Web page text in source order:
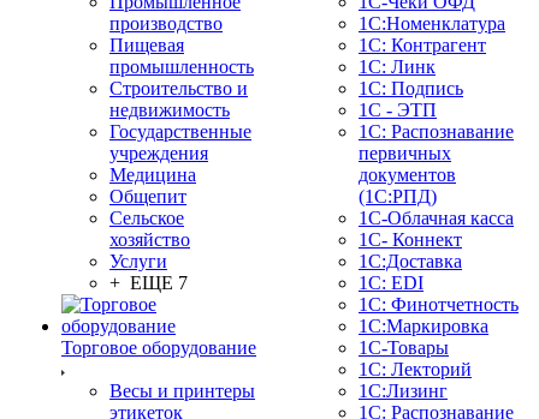
производство
Пищевая
промышленность
Строительство и
недвижимость
Государственные
учреждения
Медицина
Общепит
Сельское
хозяйство
Услуги
+ ЕЩЕ 7
Торговое оборудование
Весы и принтеры
этикеток
1С:Номенклатура
1С: Контрагент
1С: Линк
1С: Подпись
1С - ЭТП
1С: Распознавание
первичных
документов
(1С:РПД)
1С-Облачная касса
1С- Коннект
1С:Доставка
1С: EDI
1С: Финотчетность
1С:Маркировка
1С-Товары
1С: Лекторий
1С:Лизинг
1С: Распознавание